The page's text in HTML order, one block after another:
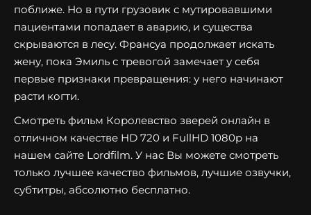
поближе. Но в пути грузовик с мутировавшими
пациентами попадает в аварию, и существа
скрываются в лесу. Франсуа продолжает искать
жену, пока Эмиль с тревогой замечает у себя
первые признаки превращения: у него начинают
расти когти.
Смотреть фильм Королевство зверей онлайн в
отличном качестве HD 720 и FullHD 1080p на
нашем сайте Lordfilm. У нас Вы можете смотреть
только лучшее качество фильмов, лучшие озвучки,
субтитры, абсолютно бесплатно.